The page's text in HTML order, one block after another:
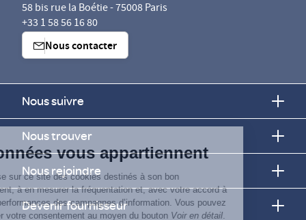
Vos données vous appartiennent
ELSAN utilise sur ce site des cookies destinés à son bon
fonctionnement, à en mesurer la fréquentation et, avec votre accord à
évaluer les performances des campagnes d’information. Vous pouvez
personnaliser votre consentement au moyen du boutonVoir en détail
58 bis rue la Boétie - 75008 Paris
+33 1 58 56 16 80
Nous contacter
Nous suivre
Nous trouver
Nous rejoindre
Devenir fournisseur